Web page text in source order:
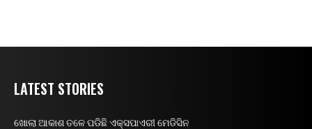
LATEST STORIES
ଖୋଲା ଆକାଶ ତଳେ ପଡିଛି ଏକ୍ସପାଏରୀ ମେଡିସିନ